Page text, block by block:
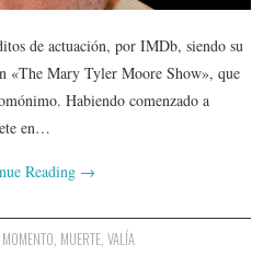
de actuación, por IMDb, siendo su
«The Mary Tyler Moore Show», que
Habiendo comenzado a
en…
Reading →
MOMENTO, MUERTE, VALÍA